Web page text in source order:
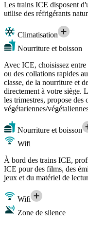
Les trains ICE disposent
utilise des réfrigérants
Climatisation
Nourriture et boisson
Avec ICE, choisissez
ou des collations rapides
classe, de la nourriture et
directement à votre siège.
les trimestres, propose des
végétariennes/
Nourriture et boisson
Wifi
À bord des trains ICE,
ICE pour des films, des
jeux et du matériel de
Wifi
Zone de silence